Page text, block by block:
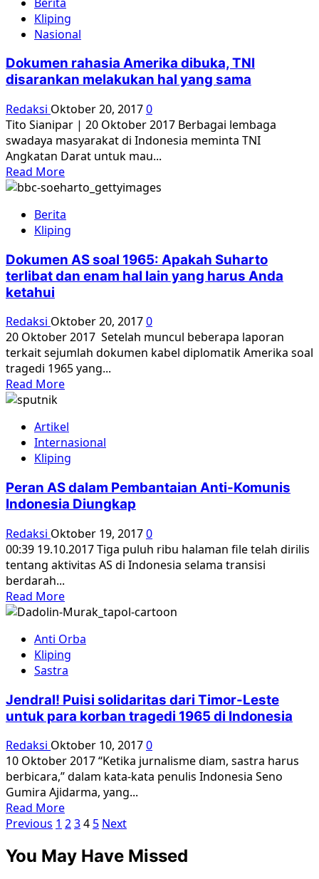
Pemerintah
RI
Diminta
Mengakui
Pembantaian
Massal
Setelah
Adanya
Dokumen
AS
Kliping
Nasional
Dokumen rahasia Amerika dibuka, TNI
disarankan melakukan hal yang sama
Redaksi Oktober 20, 20170
Tito Sianipar | 20 Oktober 2017 Berbagai lembaga
swadaya masyarakat di Indonesia meminta TNI
Angkatan Darat untuk mau...
Read MoreRead
more
Dokumen
rahasia
dibuka,
TNI
hal
yang
sama
Berita
Kliping
Dokumen AS soal 1965: Apakah Suharto
terlibat dan enam hal lain yang harus Anda
ketahui
Redaksi Oktober 20, 20170
20 Oktober 2017 Setelah muncul beberapa laporan
terkait sejumlah dokumen kabel diplomatik Amerika soal
tragedi 1965 yang...
Read MoreRead
Dokumen
AS
soal
Apakah
Suharto
dan
enam
hal
yang
harus
Anda
ketahui
Artikel
Internasional
Kliping
Peran AS dalam Pembantaian Anti-Komunis
Indonesia Diungkap
Redaksi Oktober 19, 20170
00:39 19.10.2017 Tiga puluh ribu halaman file telah dirilis
tentang aktivitas AS di Indonesia selama transisi
berdarah...
Read MoreRead
more
Peran
AS
dalam
Anti-
Komunis
Diungkap
Anti Orba
Kliping
Sastra
Jendral! Puisi solidaritas dari Timor-Leste
untuk para korban tragedi 1965 di Indonesia
Redaksi Oktober 10, 20170
10 Oktober 2017 “Ketika jurnalisme diam, sastra harus
berbicara,” dalam kata-kata penulis Indonesia Seno
Gumira Ajidarma, yang...
Read MoreRead
more
Jendral!
Puisi
Paginasi
pos
Previous 1 234 5 Next
You May Have Missed